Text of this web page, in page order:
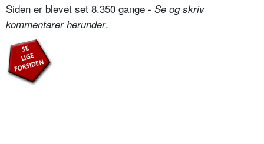
Siden er blevet set 8.350 gange - Se og skriv
kommentarer herunder.